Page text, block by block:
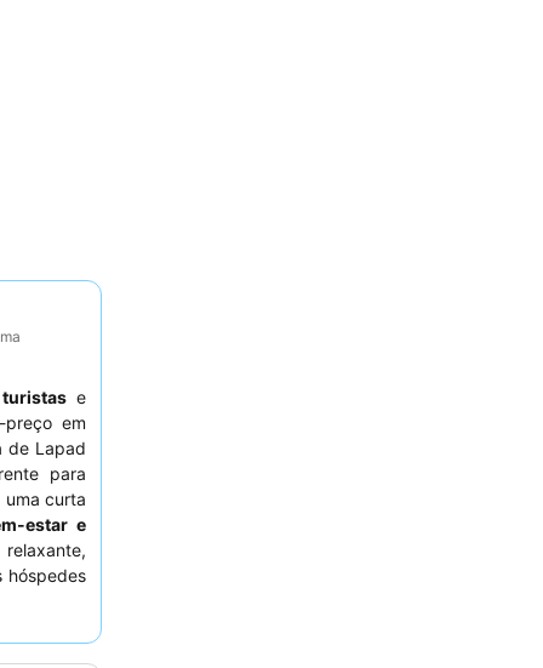
turistas e
preço em
de Lapad
para
curta
estar e
hóspedes